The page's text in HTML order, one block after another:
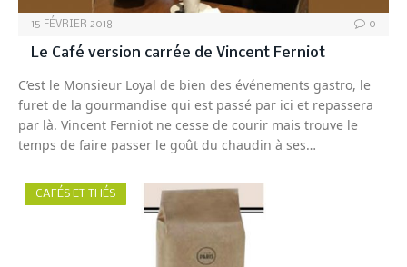
15 FÉVRIER 2018 0
Le Café version carrée de Vincent Ferniot
C’est le Monsieur Loyal de bien des événements gastro, le
furet de la gourmandise qui est passé par ici et repassera
par là. Vincent Ferniot ne cesse de courir mais trouve le
temps de faire passer le goût du chaudin à ses…
CAFÉS ET THÉS